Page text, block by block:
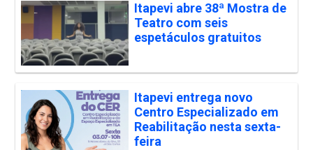
Itapevi abre 38ª Mostra de
Teatro com seis
espetáculos gratuitos
Itapevi entrega novo
Centro Especializado em
Reabilitação nesta sexta-
feira